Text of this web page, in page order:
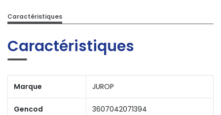
Caractéristiques
Caractéristiques
Marque JUROP
Gencod 3607042071394